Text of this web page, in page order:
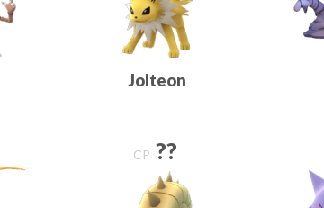
Jolteon
CP ??